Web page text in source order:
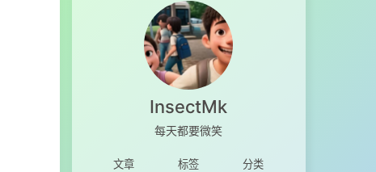
InsectMk
每天都要微笑
文章 标签 分类